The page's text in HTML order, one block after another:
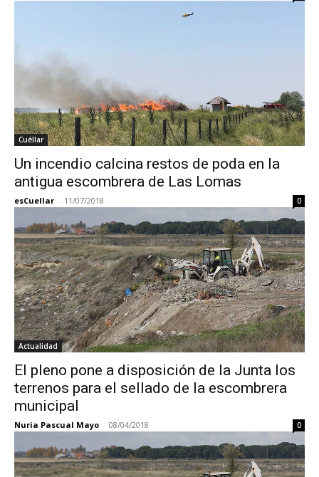
Cuéllar
Un incendio calcina restos de poda en la
antigua escombrera de Las Lomas
esCuellar - 11/07/2018 0
Actualidad
El pleno pone a disposición de la Junta los
terrenos para el sellado de la escombrera
municipal
Nuria Pascual Mayo - 08/04/2018 0